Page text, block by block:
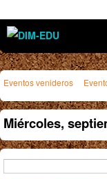
Eventos venideros
Miércoles,